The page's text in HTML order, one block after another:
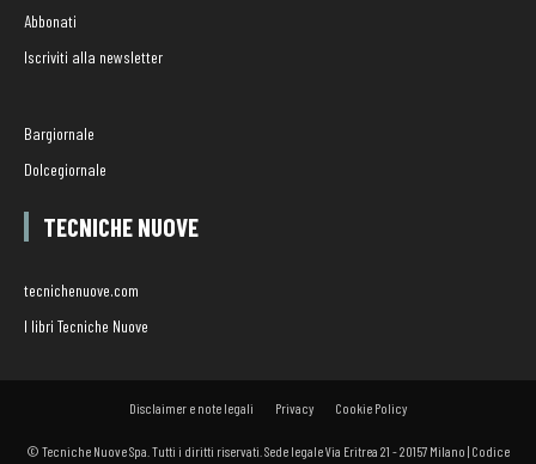
Abbonati
Iscriviti alla newsletter
Bargiornale
Dolcegiornale
TECNICHE NUOVE
tecnichenuove.com
I libri Tecniche Nuove
Disclaimer e note legali Privacy Cookie Policy
© Tecniche Nuove Spa. Tutti i diritti riservati. Sede legale Via Eritrea 21 - 20157 Milano | Codice